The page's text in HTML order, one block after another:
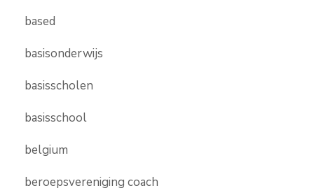
based
basisonderwijs
basisscholen
basisschool
belgium
beroepsvereniging coach